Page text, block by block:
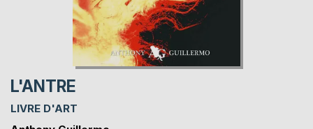
L'ANTRE
LIVRE D'ART